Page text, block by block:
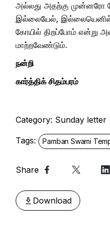
அல்லது அதற்கு முன்னரோ
இல்லையேல், இல்லையெனில்
கோயில் திறப்போம் என்று
மாற்றவேண்டும்.
நன்றி
கார்த்திக் சிதம்பரம்
Category: Sunday letter
Tags: Pamban Swami
Share
Download